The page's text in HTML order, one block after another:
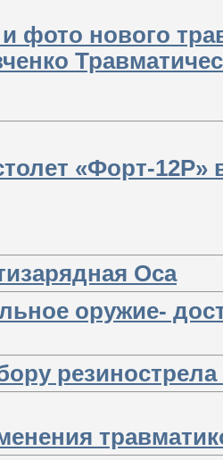
фото нового
«Форт-
Оса
оружие-
резинострела